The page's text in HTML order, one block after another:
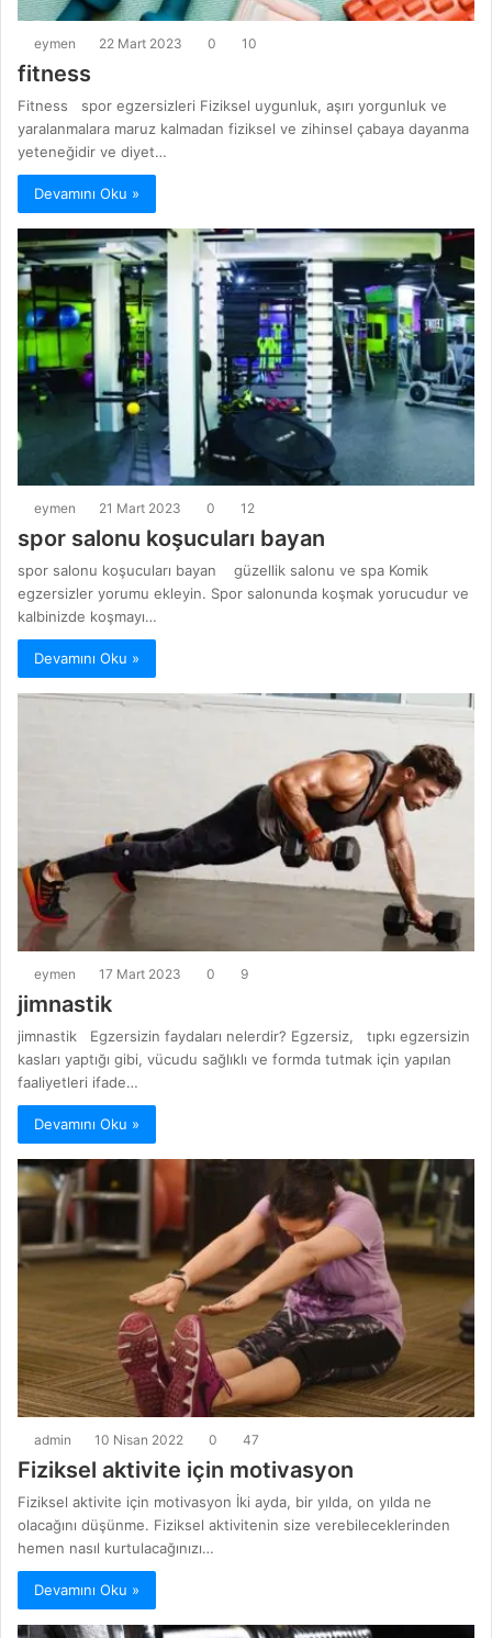
eymen 22 Mart 2023 0 10
fitness
Fitness spor egzersizleri Fiziksel uygunluk, aşırı yorgunluk ve
yaralanmalara maruz kalmadan fiziksel ve zihinsel çabaya dayanma
yeteneğidir ve diyet…
Devamını Oku »
eymen 21 Mart 2023 0 12
spor salonu koşucuları bayan
spor salonu koşucuları bayan güzellik salonu ve spa Komik
egzersizler yorumu ekleyin. Spor salonunda koşmak yorucudur ve
kalbinizde koşmayı…
Devamını Oku »
eymen 17 Mart 2023 0 9
jimnastik
jimnastik Egzersizin faydaları nelerdir? Egzersiz, tıpkı egzersizin
kasları yaptığı gibi, vücudu sağlıklı ve formda tutmak için yapılan
faaliyetleri ifade…
Devamını Oku »
admin 10 Nisan 2022 0 47
Fiziksel aktivite için motivasyon
Fiziksel aktivite için motivasyon İki ayda, bir yılda, on yılda ne
olacağını düşünme. Fiziksel aktivitenin size verebileceklerinden
hemen nasıl kurtulacağınızı…
Devamını Oku »